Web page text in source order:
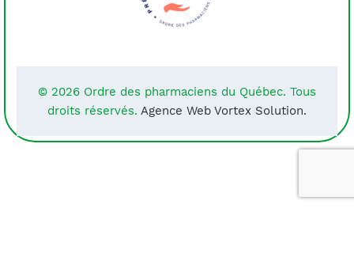
© 2026 Ordre des pharmaciens du Québec. Tous
droits réservés. Agence Web Vortex Solution.